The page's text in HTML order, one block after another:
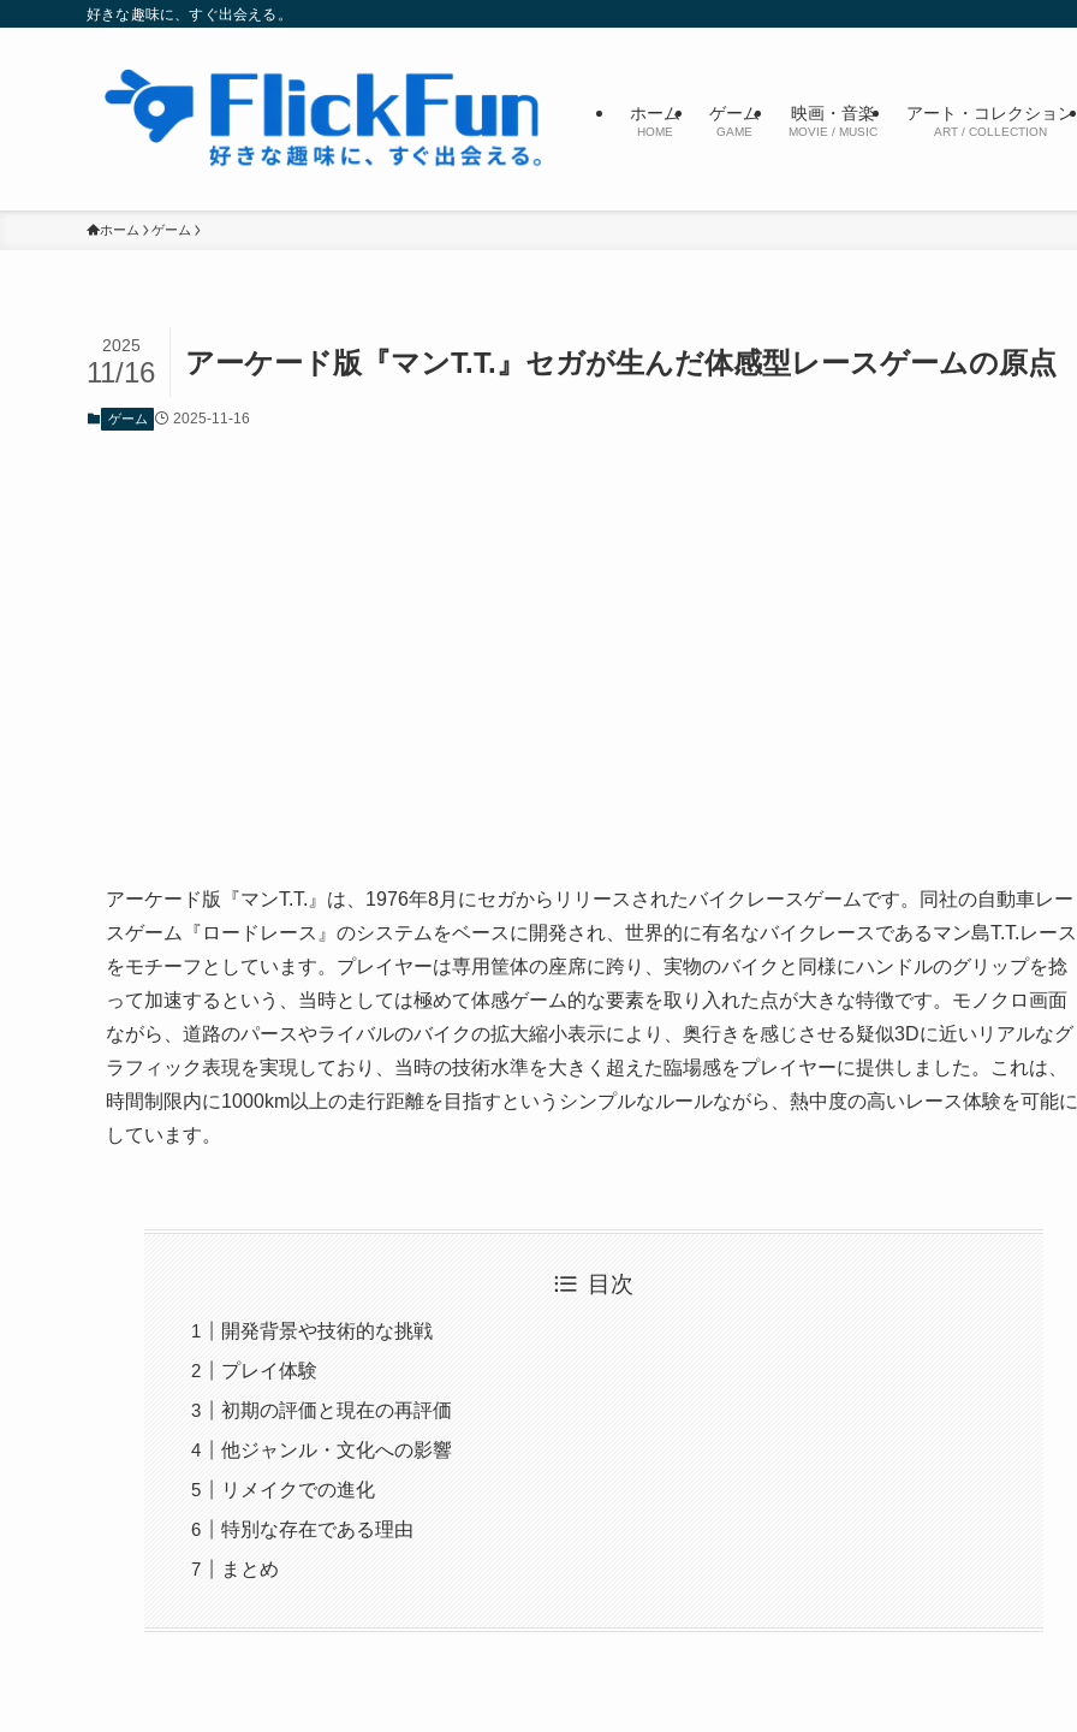
好きな趣味に、すぐ出会える。
ホーム
HOME
ゲーム
GAME
映画・音楽
MOVIE / MUSIC
アート・コレクション
ART / COLLECTION
ホーム ゲーム
アーケード版『マンT.T.』セガが生んだ体感型レースゲームの原点
2025
11/16
ゲーム 2025-11-16
アーケード版『マンT.T.』は、1976年8月にセガからリリースされたバイクレースゲームです。同社の自動車レー
スゲーム『ロードレース』のシステムをベースに開発され、世界的に有名なバイクレースであるマン島T.T.レース
をモチーフとしています。プレイヤーは専用筐体の座席に跨り、実物のバイクと同様にハンドルのグリップを捻
って加速するという、当時としては極めて体感ゲーム的な要素を取り入れた点が大きな特徴です。モノクロ画面
ながら、道路のパースやライバルのバイクの拡大縮小表示により、奥行きを感じさせる疑似3Dに近いリアルなグ
ラフィック表現を実現しており、当時の技術水準を大きく超えた臨場感をプレイヤーに提供しました。これは、
時間制限内に1000km以上の走行距離を目指すというシンプルなルールながら、熱中度の高いレース体験を可能に
しています。
目次
開発背景や技術的な挑戦
プレイ体験
初期の評価と現在の再評価
他ジャンル・文化への影響
リメイクでの進化
特別な存在である理由
まとめ